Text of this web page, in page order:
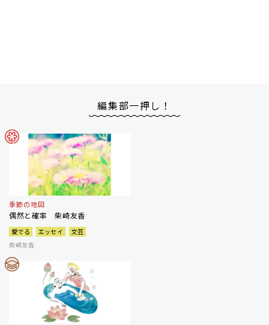
編集部一押し！
季節の地図
偶然と確率 柴崎友香
愛でる エッセイ
文芸
柴崎友香